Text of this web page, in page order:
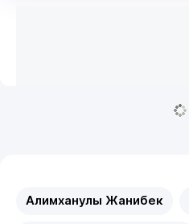
Алимханулы Жанибек